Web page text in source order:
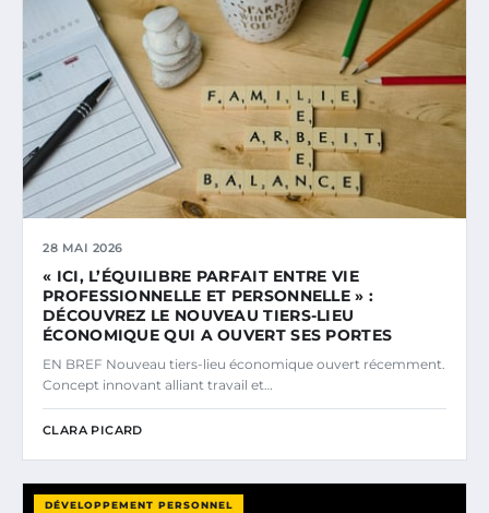
28 MAI 2026
« ICI, L’ÉQUILIBRE PARFAIT ENTRE VIE
PROFESSIONNELLE ET PERSONNELLE » :
DÉCOUVREZ LE NOUVEAU TIERS-LIEU
ÉCONOMIQUE QUI A OUVERT SES PORTES
EN BREF Nouveau tiers-lieu économique ouvert récemment.
Concept innovant alliant travail et…
CLARA PICARD
DÉVELOPPEMENT PERSONNEL